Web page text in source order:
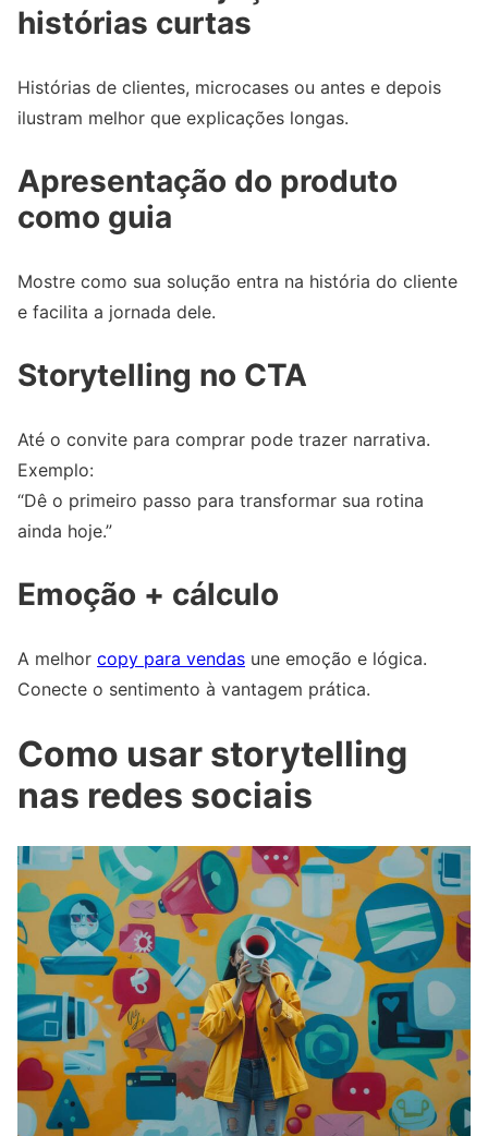
histórias curtas
Histórias de clientes, microcases ou antes e depois
ilustram melhor que explicações longas.
Apresentação do produto
como guia
Mostre como sua solução entra na história do cliente
e facilita a jornada dele.
Storytelling no CTA
Até o convite para comprar pode trazer narrativa.
Exemplo:
“Dê o primeiro passo para transformar sua rotina
ainda hoje.”
Emoção + cálculo
A melhor copy para vendas une emoção e lógica.
Conecte o sentimento à vantagem prática.
Como usar storytelling
nas redes sociais